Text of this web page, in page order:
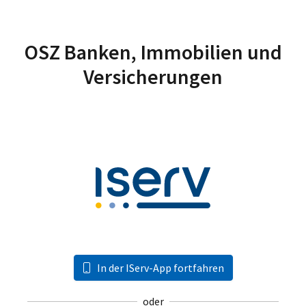
OSZ Banken, Immobilien und
Versicherungen
In der IServ-App fortfahren
oder